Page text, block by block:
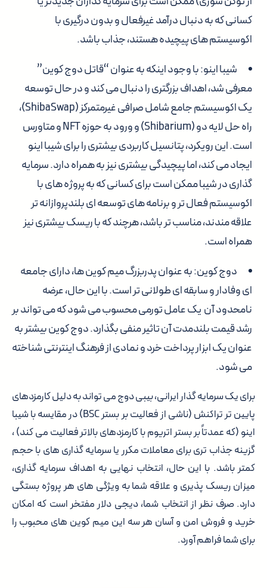
کسانی که به دنبال درآمد غیرفعال و بدون درگیری با
اکوسیستم های پیچیده هستند، جذاب باشد.
شیبا اینو:با وجود اینکه به عنوان “قاتل دوج کوین”
معرفی شد، اهداف بزرگتری را دنبال می کند و در حال توسعه
یک اکوسیستم جامع شامل صرافی غیرمتمرکز (ShibaSwap)،
راه حل لایه دو (Shibarium) و ورود به حوزه NFT و متاورس
است. این رویکرد، پتانسیل کاربردی بیشتری را برای شیبا اینو
ایجاد می کند، اما پیچیدگی بیشتری نیز به همراه دارد. سرمایه
گذاری در شیبا ممکن است برای کسانی که به پروژه های با
اکوسیستم فعال تر و برنامه های توسعه ای بلندپروازانه تر
علاقه مندند، مناسب تر باشد، هرچند که با ریسک بیشتری نیز
همراه است.
دوج کوین:به عنوان پدربزرگ میم کوین ها، دارای جامعه
ای وفادار و سابقه ای طولانی تر است. با این حال، عرضه
نامحدود آن یک عامل تورمی محسوب می شود که می تواند بر
رشد قیمت بلندمدت آن تاثیر منفی بگذارد. دوج کوین بیشتر به
عنوان یک ابزار پرداخت خرد و نمادی از فرهنگ اینترنتی شناخته
می شود.
برای یک سرمایه گذار ایرانی، بیبی دوج می تواند به دلیل کارمزدهای
پایین تر تراکنش (ناشی از فعالیت بر بستر BSC) در مقایسه با شیبا
اینو (که عمدتاً بر بستر اتریوم با کارمزدهای بالاتر فعالیت می کند) ،
گزینه جذاب تری برای معاملات مکرر یا سرمایه گذاری های با حجم
کمتر باشد. با این حال، انتخاب نهایی به اهداف سرمایه گذاری،
میزان ریسک پذیری و علاقه شما به ویژگی های هر پروژه بستگی
دارد. صرف نظر از انتخاب شما، دیجی دلار مفتخر است که امکان
خرید و فروش امن و آسان هر سه این میم کوین های محبوب را
برای شما فراهم آورد.